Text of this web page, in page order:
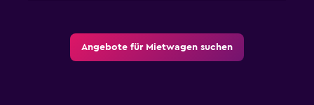
Angebote für Mietwagen suchen